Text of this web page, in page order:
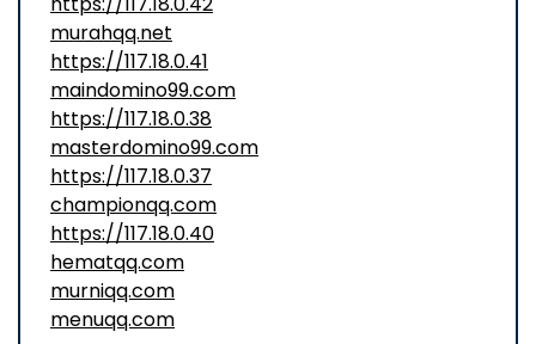
murahqq.net
https://117.18.0.41
maindomino99.com
https://117.18.0.38
masterdomino99.com
https://117.18.0.37
championqq.com
https://117.18.0.40
hematqq.com
murniqq.com
menuqq.com